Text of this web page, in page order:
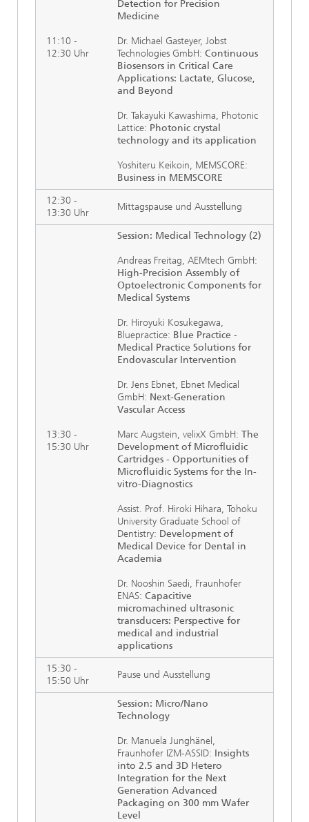
11:10 -
12:30 Uhr
Detection for Precision
Medicine
Dr. Michael Gasteyer, Jobst
Technologies GmbH: Continuous
Biosensors in Critical Care
Applications: Lactate, Glucose,
and Beyond
Dr. Takayuki Kawashima, Photonic
Lattice: Photonic crystal
technology and its application
Yoshiteru Keikoin, MEMSCORE:
Business in MEMSCORE
12:30 -
13:30 Uhr
Mittagspause und Ausstellung
13:30 -
15:30 Uhr
Session: Medical Technology (2)
Andreas Freitag, AEMtech GmbH:
High-Precision Assembly of
Optoelectronic Components for
Medical Systems
Dr. Hiroyuki Kosukegawa,
Bluepractice: Blue Practice -
Medical Practice Solutions for
Endovascular Intervention
Dr. Jens Ebnet, Ebnet Medical
GmbH: Next-Generation
Vascular Access
Marc Augstein, velixX GmbH: The
Development of Microfluidic
Cartridges - Opportunities of
Microfluidic Systems for the In-
vitro-Diagnostics
Assist. Prof. Hiroki Hihara, Tohoku
University Graduate School of
Dentistry: Development of
Medical Device for Dental in
Academia
Dr. Nooshin Saedi, Fraunhofer
ENAS: Capacitive
micromachined ultrasonic
transducers: Perspective for
medical and industrial
applications
15:30 -
15:50 Uhr
Pause und Ausstellung
Session: Micro/Nano
Technology
Dr. Manuela Junghänel,
Fraunhofer IZM-ASSID: Insights
into 2.5 and 3D Hetero
Integration for the Next
Generation Advanced
Packaging on 300 mm Wafer
Level